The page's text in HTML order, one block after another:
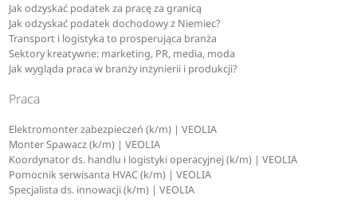
Jak odzyskać podatek za pracę za granicą
Jak odzyskać podatek dochodowy z Niemiec?
Transport i logistyka to prosperująca branża
Sektory kreatywne: marketing, PR, media, moda
Jak wygląda praca w branży inżynierii i produkcji?
Praca
Elektromonter zabezpieczeń (k/m) | VEOLIA
Monter Spawacz (k/m) | VEOLIA
Koordynator ds. handlu i logistyki operacyjnej (k/m) | VEOLIA
Pomocnik serwisanta HVAC (k/m) | VEOLIA
Specjalista ds. innowacji (k/m) | VEOLIA